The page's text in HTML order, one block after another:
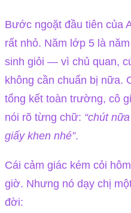
Bước ngoặt đầu tiên của
rất nhỏ. Năm lớp 5 là
sinh giỏi — vì chủ quan,
không cần chuẩn bị nữa.
tổng kết toàn trường, cô
nói rõ từng chữ: “chút
giấy khen nhé”.
Cái cảm giác kém cỏi
giờ. Nhưng nó dạy chị
đời: